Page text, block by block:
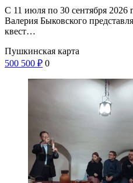
С 11 июля по 30 сентября 2026
Валерия Быковского
квест…
Пушкинская карта
500 500 ₽ 0